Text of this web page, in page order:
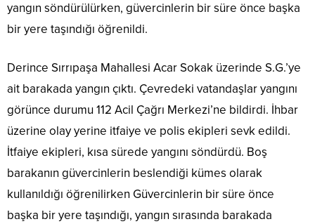
yangın söndürülürken, güvercinlerin bir süre önce başka
bir yere taşındığı öğrenildi.
Derince Sırrıpaşa Mahallesi Acar Sokak üzerinde S.G.’ye
ait barakada yangın çıktı. Çevredeki vatandaşlar yangını
görünce durumu 112 Acil Çağrı Merkezi’ne bildirdi. İhbar
üzerine olay yerine itfaiye ve polis ekipleri sevk edildi.
İtfaiye ekipleri, kısa sürede yangını söndürdü. Boş
barakanın güvercinlerin beslendiği kümes olarak
kullanıldığı öğrenilirken Güvercinlerin bir süre önce
başka bir yere taşındığı, yangın sırasında barakada